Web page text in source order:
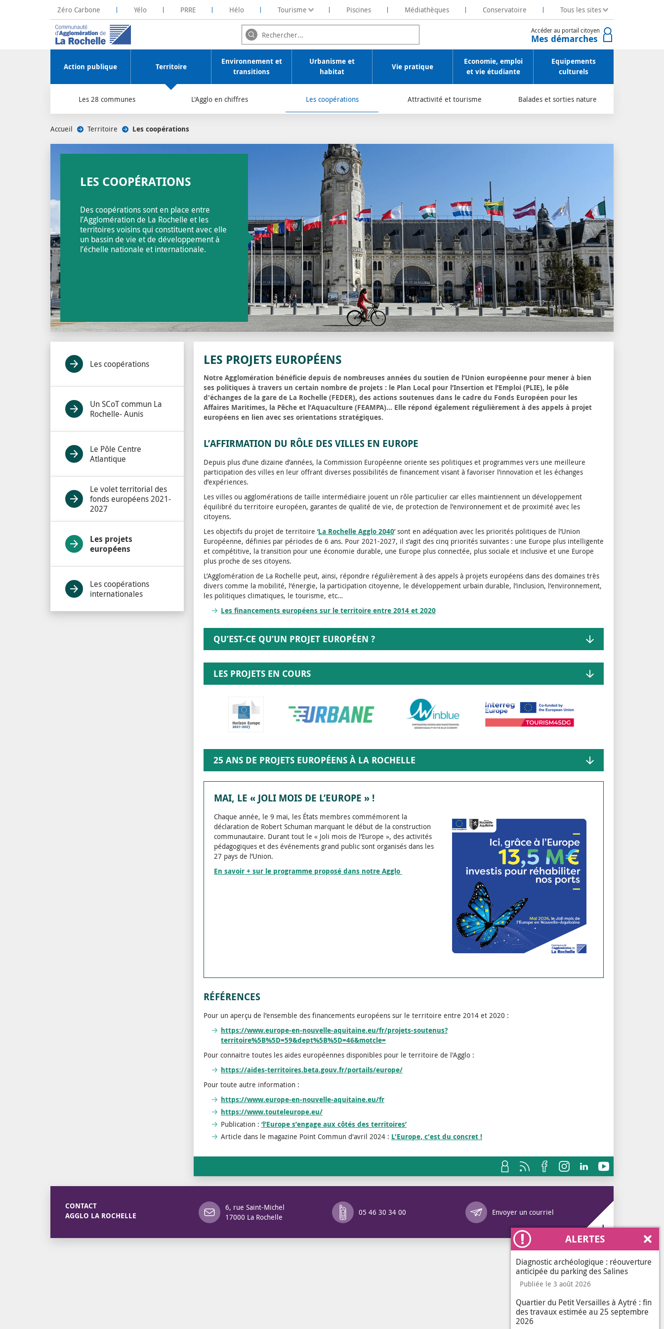
ALERTES
Diagnostic archéologique : réouverture
anticipée du parking des Salines
Publiée le 3 août 2026
Quartier du Petit Versailles à Aytré : fin
des travaux estimée au 25 septembre
2026
Zéro Carbone
La Rochelle Territoire Zéro Carbone
Yélo PRRE
Plateforme Rochelaise de Rénovation Energétique
Hélo Tourisme Piscines Médiathèques Conservatoire Tous les sites
Accéder au portail citoyen
Mes démarches
Action publique Territoire
Les 28 communes L'Agglo en chiffres Les coopérations Attractivité et tourisme Balades et sorties nature
Environnement et
transitions
Urbanisme et
habitat
Vie pratique
Economie, emploi
et vie étudiante
Equipements
culturels
Accueil Territoire Les coopérations
LES COOPÉRATIONS
Des coopérations sont en place entre
l’Agglomération de La Rochelle et les
territoires voisins qui constituent avec elle
un bassin de vie et de développement à
l’échelle nationale et internationale.
Les coopérations
Un SCoT commun La
Rochelle- Aunis
Le Pôle Centre
Atlantique
Le volet territorial des
fonds européens 2021-
2027
Les projets
européens
Les coopérations
internationales
LES PROJETS EUROPÉENS
Notre Agglomération bénéficie depuis de nombreuses années du soutien de l’Union européenne pour mener à bien
ses politiques à travers un certain nombre de projets : le Plan Local pour l’Insertion et l’Emploi (PLIE), le pôle
d'échanges de la gare de La Rochelle (FEDER), des actions soutenues dans le cadre du Fonds Européen pour les
Affaires Maritimes, la Pêche et l’Aquaculture (FEAMPA)… Elle répond également régulièrement à des appels à projet
européens en lien avec ses orientations stratégiques.
L’AFFIRMATION DU RÔLE DES VILLES EN EUROPE
Depuis plus d’une dizaine d’années, la Commission Européenne oriente ses politiques et programmes vers une meilleure
participation des villes en leur offrant diverses possibilités de financement visant à favoriser l’innovation et les échanges
d’expériences.
Les villes ou agglomérations de taille intermédiaire jouent un rôle particulier car elles maintiennent un développement
équilibré du territoire européen, garantes de qualité de vie, de protection de l’environnement et de proximité avec les
citoyens.
Les objectifs du projet de territoire ‘La Rochelle Agglo 2040’ sont en adéquation avec les priorités politiques de l’Union
Européenne, définies par périodes de 6 ans. Pour 2021-2027, il s’agit des cinq priorités suivantes : une Europe plus intelligente
et compétitive, la transition pour une économie durable, une Europe plus connectée, plus sociale et inclusive et une Europe
plus proche de ses citoyens.
L’Agglomération de La Rochelle peut, ainsi, répondre régulièrement à des appels à projets européens dans des domaines très
divers comme la mobilité, l’énergie, la participation citoyenne, le développement urbain durable, l’inclusion, l’environnement,
les politiques climatiques, le tourisme, etc…
Les financements européens sur le territoire entre 2014 et 2020
QU’EST-CE QU’UN PROJET EUROPÉEN ?
LES PROJETS EN COURS
25 ANS DE PROJETS EUROPÉENS À LA ROCHELLE
MAI, LE « JOLI MOIS DE L’EUROPE » !
Chaque année, le 9 mai, les États membres commémorent la
déclaration de Robert Schuman marquant le début de la construction
communautaire. Durant tout le « Joli mois de l’Europe », des activités
pédagogiques et des événements grand public sont organisés dans les
27 pays de l’Union.
En savoir + sur le programme proposé dans notre Agglo
RÉFÉRENCES
Pour un aperçu de l’ensemble des financements européens sur le territoire entre 2014 et 2020 :
https://www.europe-en-nouvelle-aquitaine.eu/fr/projets-soutenus?
territoire%5B%5D=59&dept%5B%5D=46&motcle=
Pour connaitre toutes les aides européennes disponibles pour le territoire de l'Agglo :
https://aides-territoires.beta.gouv.fr/portails/europe/
Pour toute autre information :
https://www.europe-en-nouvelle-aquitaine.eu/fr
https://www.touteleurope.eu/
Publication : ‘l’Europe s’engage aux côtés des territoires’
Article dans le magazine Point Commun d'avril 2024 : L'Europe, c'est du concret !
CONTACT
AGGLO LA ROCHELLE
6, rue Saint-Michel
17000 La Rochelle
05 46 30 34 00 Envoyer un courriel
Annuaire des services